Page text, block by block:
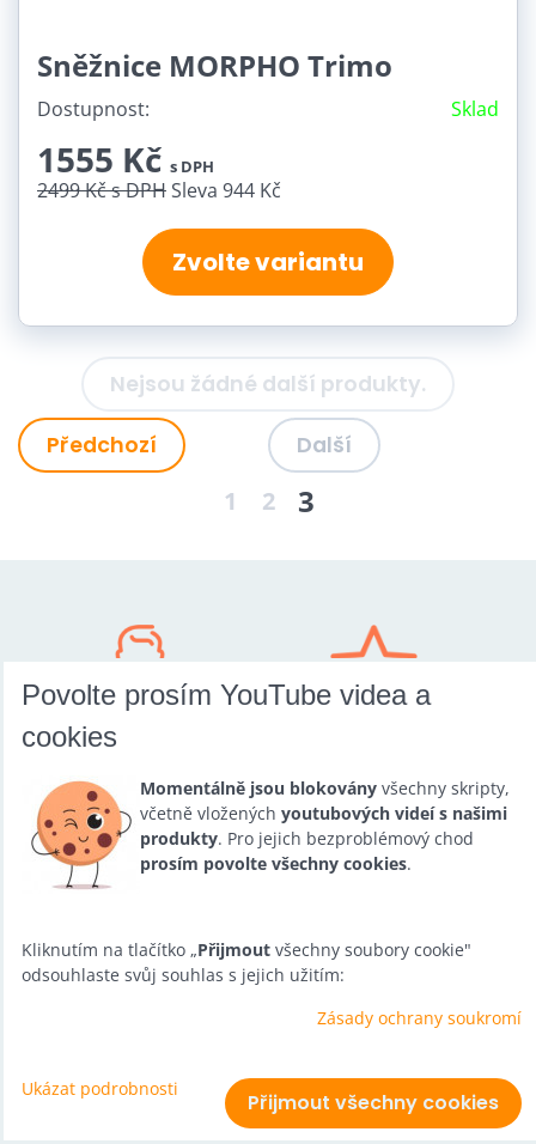
Sněžnice MORPHO Trimo
Dostupnost: Sklad
1555 Kč s DPH
2499 Kčs DPHSleva 944 Kč
Zvolte variantu
Nejsou žádné další produkty.
Předchozí
1 2 3
Další
NAKUPUJTE U
SPECIALISTŮ
JINDE NEKOUPÍTE
GARANCE
RÁDI VÁM
Povolte prosím YouTube videa a
cookies
Momentálně jsou blokovány všechny skripty,
včetně vložených youtubových videí s našimi
produkty. Pro jejich bezproblémový chod
prosím povolte všechny cookies.
Kliknutím na tlačítko „Přijmout všechny soubory cookie"
odsouhlaste svůj souhlas s jejich užitím:
Zásady ochrany soukromí
Ukázat podrobnosti
Přijmout všechny cookies